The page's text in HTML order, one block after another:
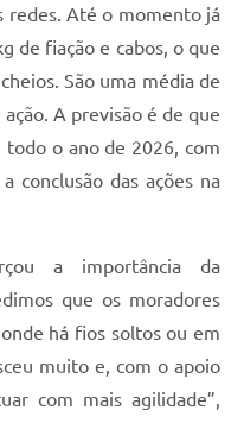
redes. Até o momento já
de fiação e cabos, o que
São uma média de
A previsão é de que
o ano de 2026, com
conclusão das ações na
a importância da
que os moradores
há fios soltos ou em
muito e, com o apoio
com mais agilidade”,